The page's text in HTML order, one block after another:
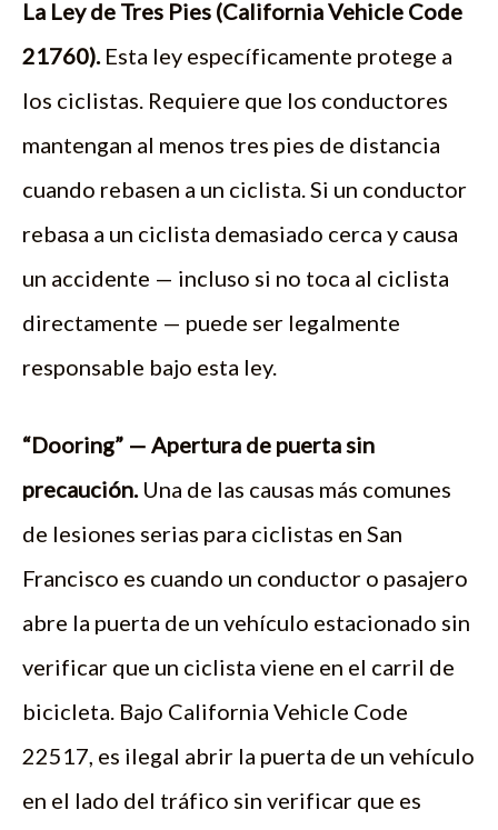
La Ley de Tres Pies (California Vehicle Code
21760).Esta ley específicamente protege a
los ciclistas. Requiere que los conductores
mantengan al menos tres pies de distancia
cuando rebasen a un ciclista. Si un conductor
rebasa a un ciclista demasiado cerca y causa
un accidente — incluso si no toca al ciclista
directamente — puede ser legalmente
responsable bajo esta ley.
“Dooring” — Apertura de puerta sin
precaución.Una de las causas más comunes
de lesiones serias para ciclistas en San
Francisco es cuando un conductor o pasajero
abre la puerta de un vehículo estacionado sin
verificar que un ciclista viene en el carril de
bicicleta. Bajo California Vehicle Code
22517, es ilegal abrir la puerta de un vehículo
en el lado del tráfico sin verificar que es